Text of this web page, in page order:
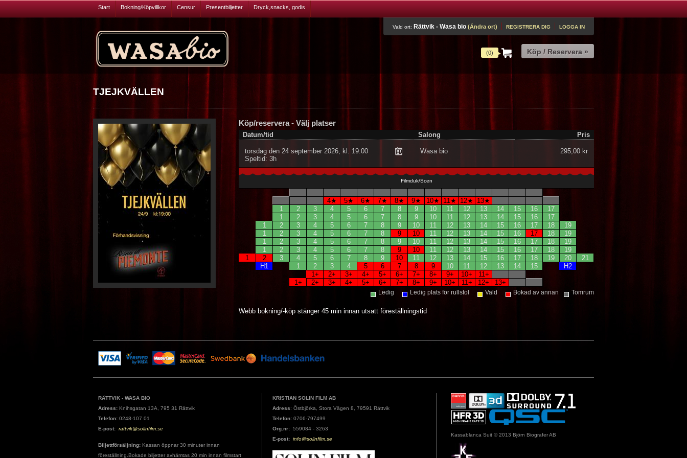
Start Bokning/Köpvillkor Censur Presentbiljetter Dryck,snacks, godis
Vald ort: Rättvik - Wasa bio (Ändra ort) REGISTRERA DIG LOGGA IN
(0)
TJEJKVÄLLEN
Köp/reservera - Välj platser
Datum/tid Salong Pris
torsdag den 24 september 2026, kl. 19:00
Speltid: 3h
Wasa bio 295,00 kr
Filmduk/Scen
4★ 5★ 6★ 7★ 8★ 9★ 10★ 11★ 12★ 13★
1
2 3 4 5 6 7 8 9 10 11 12 13 14 15 16
17
1
2 3 4 5 6 7 8 9 10 11 12 13 14 15 16
17
1
2 3 4 5 6 7 8 9 10 11 12 13 14 15 16 17 18
19
1
2 3 4 5 6 7 8 9 10 11 12 13 14 15 16 17 18
19
1
2 3 4 5 6 7 8 9 10 11 12 13 14 15 16 17 18
19
1
2 3 4 5 6 7 8 9 10 11 12 13 14 15 16 17 18
19
1
2 3 4 5 6 7 8 9 10 11 12 13 14 15 16 17 18 19 20
21
H1
1 2 3 4 5 6 7 8 9 10 11 12 13 14 15
H2
1+
2+ 3+ 4+ 5+ 6+ 7+ 8+ 9+ 10+
11+
1+
2+ 3+ 4+ 5+ 6+ 7+ 8+ 9+ 10+ 11+ 12+ 13+
Ledig Ledig plats för rullstol Vald Bokad av annan Tomrum
Webb bokning/-köp stänger 45 min innan utsatt föreställningstid
RÄTTVIK - WASA BIO
Adress: Knihsgatan 13A, 795 31 Rättvik
Telefon: 0248-107 01
E-post: rattvik@solinfilm.se
Biljettförsäljning: Kassan öppnar 30 minuter innan
föreställning.Bokade biljetter avhämtas 20 min innan filmstart
KRISTIAN SOLIN FILM AB
Adress: Östbjörka, Stora Vägen 8, 79591 Rättvik
Telefon: 0706-797499
Org.nr: 559084 - 3263
E-post: info@solinfilm.se
Kassablanca Suit © 2013 Björn Biografer AB